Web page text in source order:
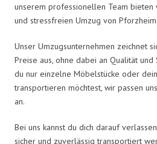
unserem professionellen Team
und stressfreien Umzug von Pforzheim
Unser Umzugsunternehmen zeichnet
Preise aus, ohne dabei an Qualität
du nur einzelne Möbelstücke oder
transportieren möchtest, wir passen
an.
Bei uns kannst du dich darauf
sicher und zuverlässig transportiert